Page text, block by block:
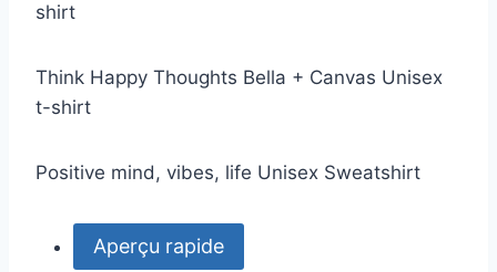
shirt
Think Happy Thoughts Bella + Canvas Unisex
t-shirt
Positive mind, vibes, life Unisex Sweatshirt
Aperçu rapide